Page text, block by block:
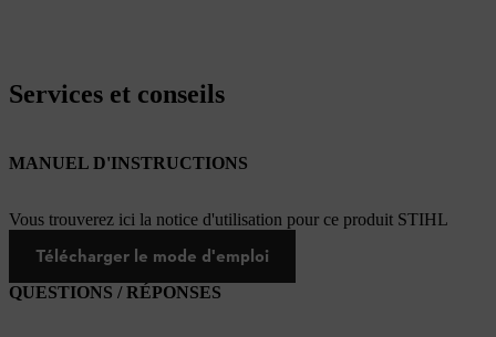
Services et conseils
MANUEL D'INSTRUCTIONS
Vous trouverez ici la notice d'utilisation pour ce produit STIHL
Télécharger le mode d'emploi
QUESTIONS / RÉPONSES